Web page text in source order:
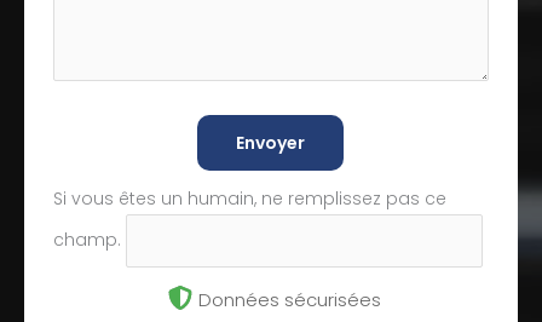
Envoyer
Si vous êtes un humain, ne remplissez pas ce
champ.
Données sécurisées